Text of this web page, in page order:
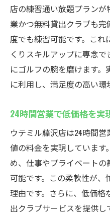
店の練習通い放題プランが
業かつ無料貸出クラブも
度でも練習可能です。これ
くりスキルアップに専念
にゴルフの腕を磨けます
に利用し、満足度の高い環
24時間営業で低価格を実
ウテミル藤沢店は24時間
値の料金を実現していま
め、仕事やプライベート
可能です。この柔軟性が
理由です。さらに、低価
出クラブサービスを提供